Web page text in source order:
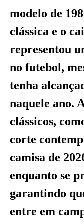
modelo de
clássica e o
representou
no futebol,
tenha
naquele ano.
clássicos,
corte
camisa de
enquanto se
garantindo
entre em